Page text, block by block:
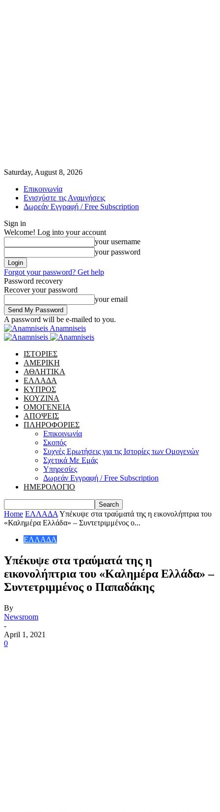
Saturday, August 8, 2026
Επικοινωνία
Ενισχύστε τις Αναμνήσεις
Δωρεάν Εγγραφή / Free Subscription
Sign in
Welcome! Log into your account
your username
your password
Forgot your password? Get help
Password recovery
Recover your password
your email
A password will be e-mailed to you.
Anamniseis
ΙΣΤΟΡΙΕΣ
ΑΜΕΡΙΚΗ
ΑΘΛΗΤΙΚΑ
ΕΛΛΑΔΑ
ΚΥΠΡΟΣ
ΚΟΥΖΙΝΑ
ΟΜΟΓΕΝΕΙΑ
ΑΠΟΨΕΙΣ
ΠΛΗΡΟΦΟΡΙΕΣ
Επικοινωνία
Σκοπός
Συχνές Ερωτήσεις για τις Ιστορίες των Ομογενών
Σχετικά Με Εμάς
Υπηρεσίες
Δωρεάν Εγγραφή / Free Subscription
ΗΜΕΡΟΛΟΓΙΟ
Home ΕΛΛΑΔΑ Υπέκυψε στα τραύματά της η εικονολήπτρια του
«Καλημέρα Ελλάδα» – Συντετριμμένος ο...
ΕΛΛΑΔΑ
Υπέκυψε στα τραύματά της η
εικονολήπτρια του «Καλημέρα Ελλάδα» –
Συντετριμμένος ο Παπαδάκης
By
Newsroom
-
April 1, 2021
0